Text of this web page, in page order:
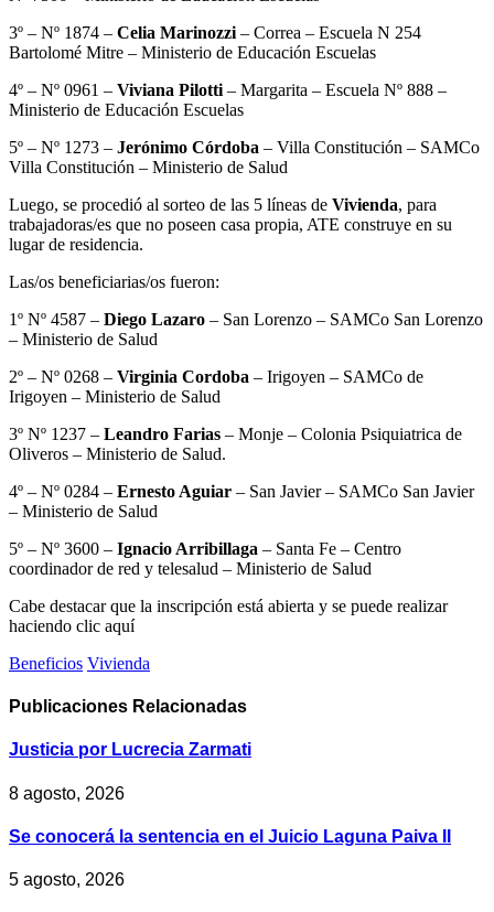
3º – Nº 1874 – Celia Marinozzi – Correa – Escuela N 254
Bartolomé Mitre – Ministerio de Educación Escuelas
4º – Nº 0961 – Viviana Pilotti – Margarita – Escuela Nº 888 –
Ministerio de Educación Escuelas
5º – Nº 1273 – Jerónimo Córdoba – Villa Constitución – SAMCo
Villa Constitución – Ministerio de Salud
Luego, se procedió al sorteo de las 5 líneas de Vivienda, para
trabajadoras/es que no poseen casa propia, ATE construye en su
lugar de residencia.
Las/os beneficiarias/os fueron:
1º Nº 4587 – Diego Lazaro – San Lorenzo – SAMCo San Lorenzo
– Ministerio de Salud
2º – Nº 0268 – Virginia Cordoba – Irigoyen – SAMCo de
Irigoyen – Ministerio de Salud
3º Nº 1237 – Leandro Farias – Monje – Colonia Psiquiatrica de
Oliveros – Ministerio de Salud.
4º – Nº 0284 – Ernesto Aguiar – San Javier – SAMCo San Javier
– Ministerio de Salud
5º – Nº 3600 – Ignacio Arribillaga – Santa Fe – Centro
coordinador de red y telesalud – Ministerio de Salud
Cabe destacar que la inscripción está abierta y se puede realizar
haciendo clic aquí
Beneficios Vivienda
Publicaciones Relacionadas
Justicia por Lucrecia Zarmati
8 agosto, 2026
Se conocerá la sentencia en el Juicio Laguna Paiva II
5 agosto, 2026